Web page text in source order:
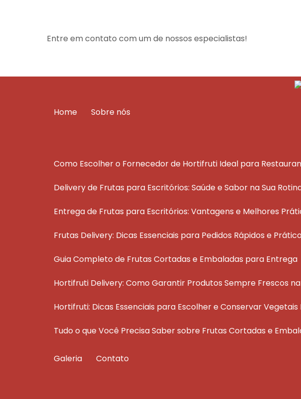
Entre em contato com um de nossos especialistas!
Home Sobre nós
Como Escolher o Fornecedor de Hortifruti Ideal para
Delivery de Frutas para Escritórios: Saúde e Sabor na Sua
Entrega de Frutas para Escritórios: Vantagens e Melhores
Frutas Delivery: Dicas Essenciais para Pedidos Rápidos e
Guia Completo de Frutas Cortadas e Embaladas para Entrega
Hortifruti Delivery: Como Garantir Produtos Sempre Frescos
Hortifruti: Dicas Essenciais para Escolher e Conservar Vegetais
Tudo o que Você Precisa Saber sobre Frutas Cortadas e
Galeria Contato